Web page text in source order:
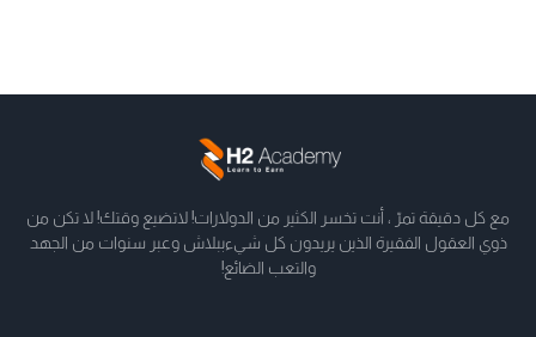
مع كل دقيقة تمرّ ، أنت تخسر الكثير من الدولارات! لاتضيع وقتك! لا تكن من
ذوي العقول الفقيرة الذين يريدون كل شيءببلاش وعبر سنوات من الجهد
والتعب الضائع!